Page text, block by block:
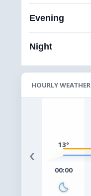
Evening
Night
HOURLY WEATHER
‹
13°
00:00